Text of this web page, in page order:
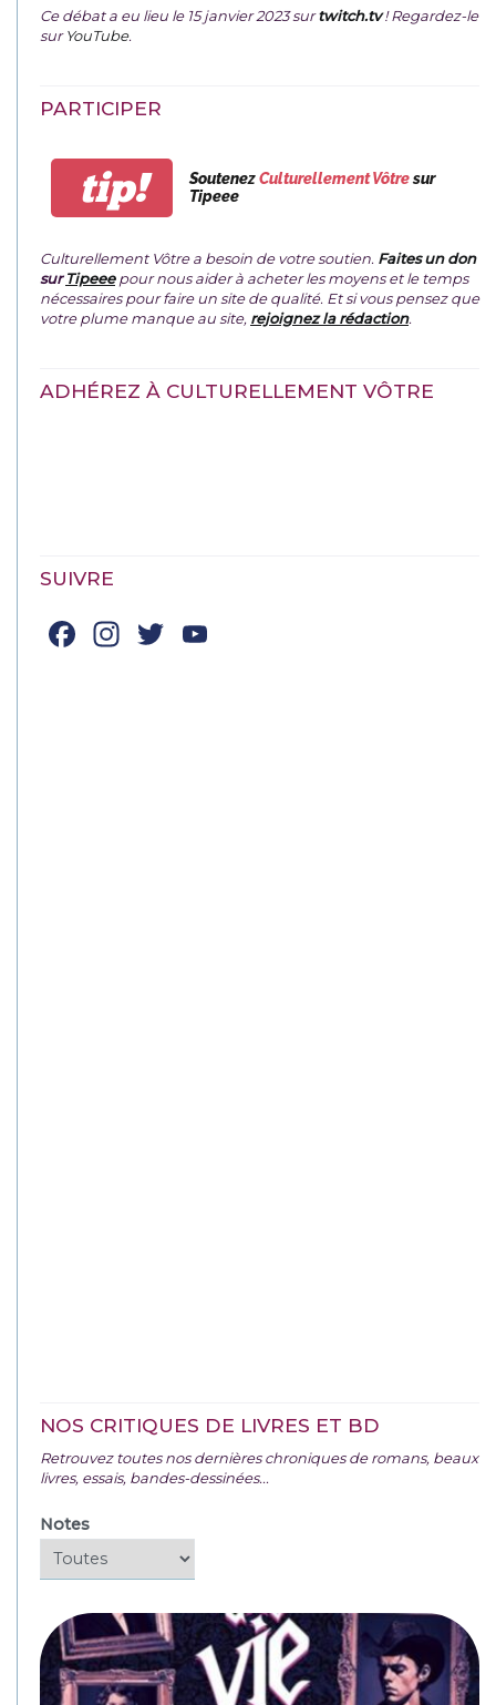
Ce débat a eu lieu le 15 janvier 2023 surtwitch.tv ! Regardez-le
surYouTube.
PARTICIPER
tip! SoutenezCulturellement Vôtresur
Tipeee
Culturellement Vôtre a besoin de votre soutien. Faites un don
surTipeeepour nous aider à acheter les moyens et le temps
nécessaires pour faire un site de qualité. Et si vous pensez que
votre plume manque au site, rejoignez la rédaction.
ADHÉREZ À CULTURELLEMENT VÔTRE
SUIVRE
Facebook
Instagram
Twitter
NOS CRITIQUES DE LIVRES ET BD
Retrouvez toutes nos dernières chroniques de romans, beaux
livres, essais, bandes-dessinées...
Notes